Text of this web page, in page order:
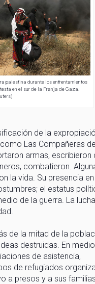
palestina durante los enfrentamientos
en el sur de la Franja de Gaza.
de la
Las Compañeras
armas, escribieron
combatieron.
la vida. Su presencia
el estatus
de la guerra. La lucha
de la mitad de la
destruidas. En
de asistencia,
de refugiados
a presos y a sus